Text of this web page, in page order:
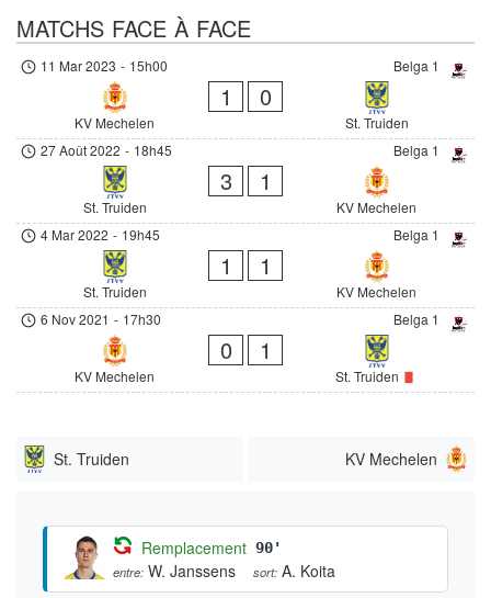
MATCHS FACE À FACE
Belga 1
11 Mar 2023 - 15h00
KV Mechelen
1 0
St. Truiden
Belga 1
27 Août 2022 - 18h45
St. Truiden
3 1
KV Mechelen
Belga 1
4 Mar 2022 - 19h45
St. Truiden
1 1
KV Mechelen
Belga 1
6 Nov 2021 - 17h30
KV Mechelen
0 1
St. Truiden
St. Truiden KV Mechelen
Remplacement 90'
entre: W. Janssens sort: A. Koita